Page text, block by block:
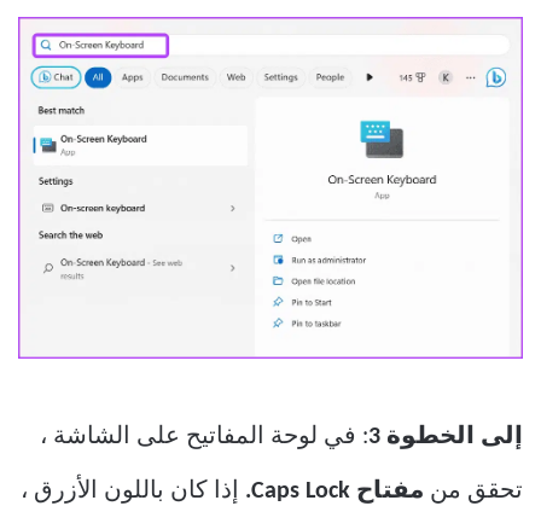
إلى الخطوة 3 : في لوحة المفاتيح على الشاشة ،
تحقق من مفتاح Caps Lock. إذا كان باللون الأزرق ،